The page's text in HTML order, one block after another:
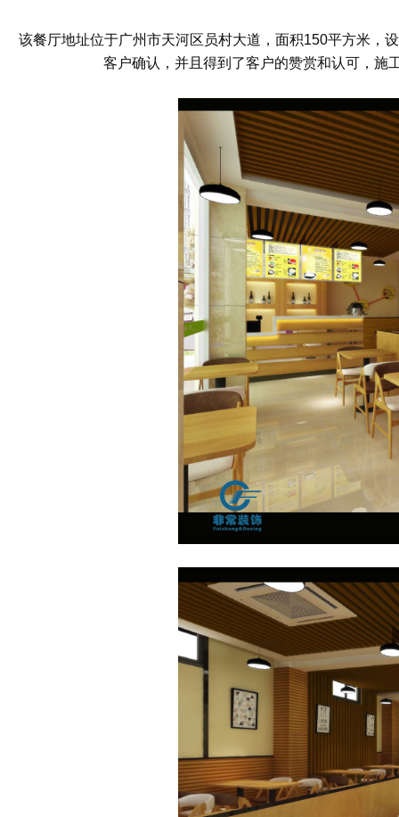
该餐厅地址位于广州市天河区员村大道，面积150平方米，
客户确认，并且得到了客户的赞赏和认可，施